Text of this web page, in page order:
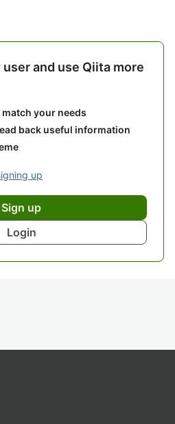
and use Qiita more
your needs
back useful information
up
Sign up
Login